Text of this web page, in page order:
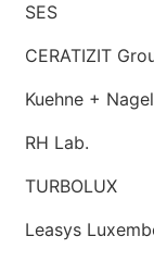
SES
CERATIZIT
Kuehne + Nagel
RH Lab.
TURBOLUX
Leasys